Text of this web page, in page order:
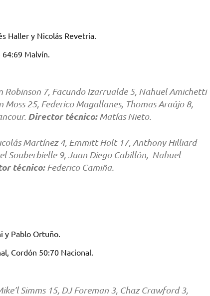
Haller y Nicolás Revetria.
Malvín.
7, Facundo Izarrualde 5, Nahuel Amichetti
25, Federico Magallanes, Thomas Araújo 8,
Director técnico:Matías Nieto.
Martínez 4, Emmitt Holt 17, Anthony Hilliard
Souberbielle 9, Juan Diego Cabillón, Nahuel
técnico:Federico Camiña.
y Pablo Ortuño.
Cordón 50:70 Nacional.
Simms 15, DJ Foreman 3, Chaz Crawford 3,